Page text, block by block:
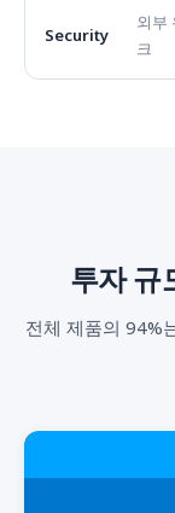
Security
외부
크
투자 규
전체 제품의 94%